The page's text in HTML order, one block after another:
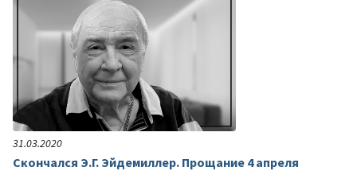
31.03.2020
Скончался Э.Г. Эйдемиллер. Прощание 4 апреля